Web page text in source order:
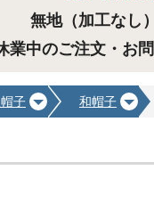
無地（加工なし
業中のご注文・お
子 和帽子